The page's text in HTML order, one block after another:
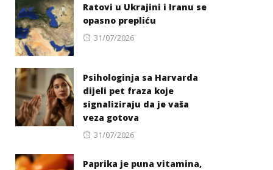
Ratovi u Ukrajini i Iranu se
opasno prepliću
Posted
31/07/2026
Psihologinja sa Harvarda
dijeli pet fraza koje
signaliziraju da je vaša
veza gotova
Posted
31/07/2026
Paprika je puna vitamina,